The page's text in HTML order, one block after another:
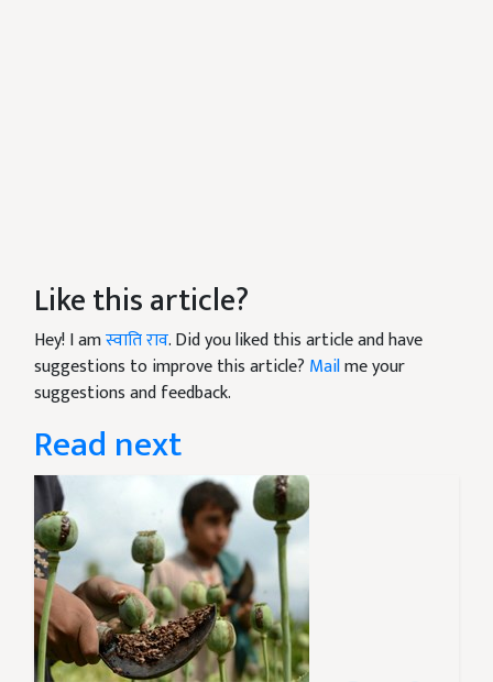
Like this article?
Hey! I amस्वाति राव. Did you liked this article and have
suggestions to improve this article? Mailme your
suggestions and feedback.
Read next